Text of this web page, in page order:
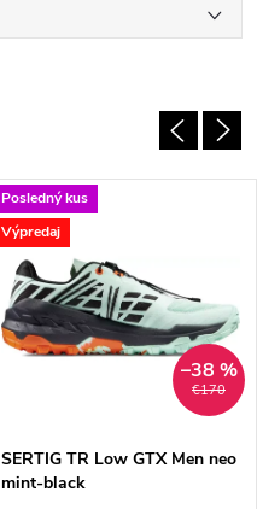
Posledný kus
Výpredaj
€170
–38 %
SERTIG TR Low GTX Men neo
mint-black